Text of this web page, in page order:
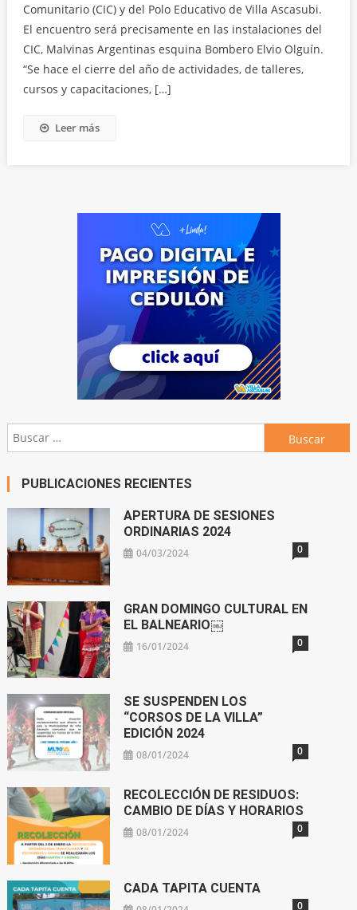
Comunitario (CIC) y del Polo Educativo de Villa Ascasubi.
El encuentro será precisamente en las instalaciones del
CIC, Malvinas Argentinas esquina Bombero Elvio Olguín.
“Se hace el cierre del año de actividades, de talleres,
cursos y capacitaciones, […]
Leer más
Buscar:
PUBLICACIONES RECIENTES
APERTURA DE SESIONES
ORDINARIAS 2024
04/03/2024 0
GRAN DOMINGO CULTURAL EN
EL BALNEARIO￼
16/01/2024 0
SE SUSPENDEN LOS
“CORSOS DE LA VILLA”
EDICIÓN 2024
08/01/2024 0
RECOLECCIÓN DE RESIDUOS:
CAMBIO DE DÍAS Y HORARIOS
08/01/2024 0
CADA TAPITA CUENTA
0